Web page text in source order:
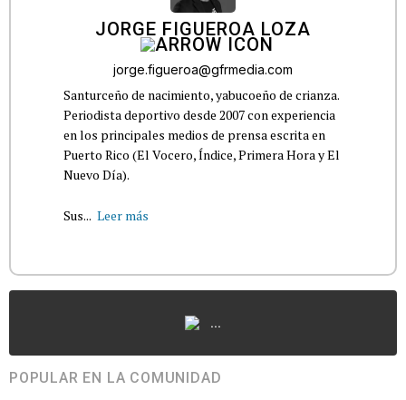
JORGE FIGUEROA LOZA
jorge.figueroa@gfrmedia.com
Santurceño de nacimiento, yabucoeño de crianza.
Periodista deportivo desde 2007 con experiencia
en los principales medios de prensa escrita en
Puerto Rico (El Vocero, Índice, Primera Hora y El
Nuevo Día).
Sus... Leer más
...
POPULAR EN LA COMUNIDAD